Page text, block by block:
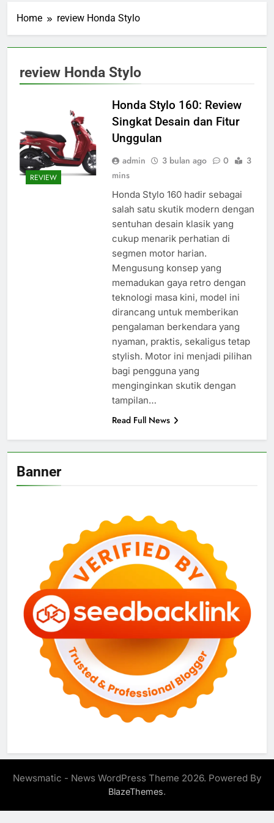
Home review Honda Stylo
review Honda Stylo
REVIEW
Honda Stylo 160: Review
Singkat Desain dan Fitur
Unggulan
admin 3 bulan ago 0
3
mins
Honda Stylo 160 hadir sebagai
salah satu skutik modern dengan
sentuhan desain klasik yang
cukup menarik perhatian di
segmen motor harian.
Mengusung konsep yang
memadukan gaya retro dengan
teknologi masa kini, model ini
dirancang untuk memberikan
pengalaman berkendara yang
nyaman, praktis, sekaligus tetap
stylish. Motor ini menjadi pilihan
bagi pengguna yang
menginginkan skutik dengan
tampilan…
Read Full News
Banner
Newsmatic - News WordPress Theme 2026. Powered By
BlazeThemes.